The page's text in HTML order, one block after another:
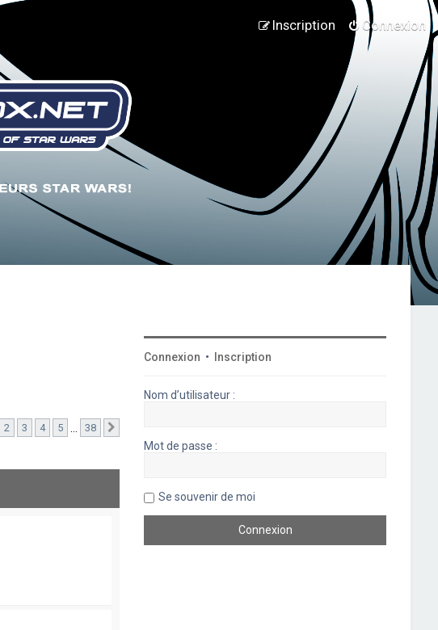
Connexion
Inscription
sur 38
2 3 4 5 38
Connexion • Inscription
Nom d’utilisateur :
Mot de passe :
Se souvenir de moi